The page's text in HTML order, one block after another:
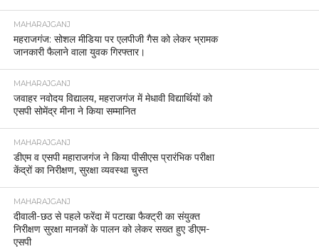
MAHARAJGANJ
महराजगंज: सोशल मीडिया पर एलपीजी गैस को लेकर भ्रामक
जानकारी फैलाने वाला युवक गिरफ्तार।
MAHARAJGANJ
जवाहर नवोदय विद्यालय, महराजगंज में मेधावी विद्यार्थियों को
एसपी सोमेंद्र मीना ने किया सम्मानित
MAHARAJGANJ
डीएम व एसपी महाराजगंज ने किया पीसीएस प्रारंभिक परीक्षा
केंद्रों का निरीक्षण, सुरक्षा व्यवस्था चुस्त
MAHARAJGANJ
दीवाली-छठ से पहले फरेंदा में पटाखा फैक्ट्री का संयुक्त
निरीक्षण सुरक्षा मानकों के पालन को लेकर सख्त हुए डीएम-
एसपी